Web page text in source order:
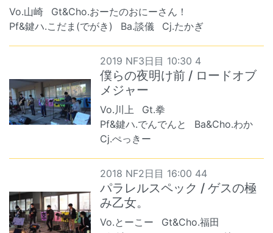
Vo.山崎
Gt&Cho.おーたのおにーさん！
Pf&鍵ハ.こだま(でがき)
Ba.談儀 Cj.たかぎ
2019 NF3日目 10:30 4
僕らの夜明け前 / ロードオブ
メジャー
Vo.川上
Gt.拳
Pf&鍵ハ.でんでんと
Ba&Cho.わか
Cj.ぺっきー
2018 NF2日目 16:00 44
パラレルスペック / ゲスの極
み乙女。
Vo.とーこー
Gt&Cho.福田